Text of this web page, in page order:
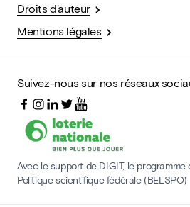
Droits d'auteur
Mentions légales
Suivez-nous sur nos réseaux
Avec le support de DIGIT, le
Politique scientifique fédérale (BELSPO)